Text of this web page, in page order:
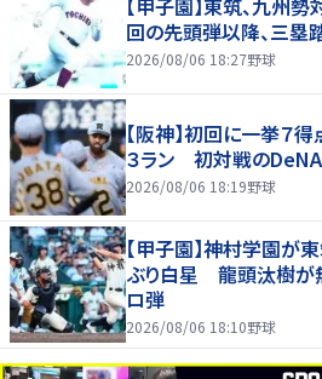
【甲子園】東筑、九州
回の先頭弾以降、三塁
2026/08/06 18:27野球
【阪神】初回に一挙７
３ラン 初対戦の
2026/08/06 18:19野球
【甲子園】神村学園が
ぶり白星 龍頭汰樹
ロ弾
2026/08/06 18:10野球